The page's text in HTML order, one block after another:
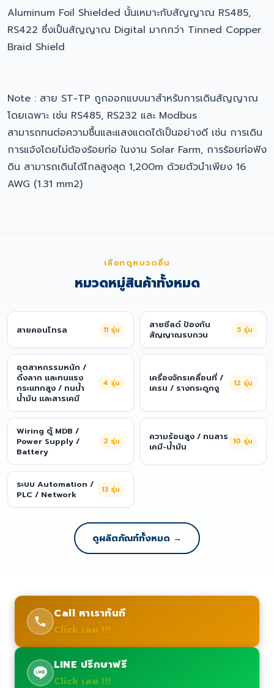
Aluminum Foil Shielded นั้นเหมาะกับสัญญาณ RS485,
RS422 ซึ่งเป็นสัญญาณ Digital มากกว่า Tinned Copper
Braid Shield
Note : สาย ST-TP ถูกออกแบบมาสำหรับการเดินสัญญาณ
โดยเฉพาะ เช่น RS485, RS232 และ Modbus
สามารถทนต่อความชื้นและแสงแดดได้เป็นอย่างดี เช่น การเดิน
การแจ้งโดยไม่ต้องร้อยท่อ ในงาน Solar Farm, การร้อยท่อฟัง
ดิน สามารถเดินได้ไกลสูงสุด 1,200m ด้วยตัวนำเพียง 16
AWG (1.31 mm2)
เลือกดูหมวดอื่น
หมวดหมู่สินค้าทั้งหมด
สายคอนโทรล 11 รุ่น
สายชีลด์ ป้องกัน
สัญญาณรบกวน
5 รุ่น
อุตสาหกรรมหนัก /
ดึงลาก และทนแรง
กระแทกสูง / ทนน้ำ
น้ำมัน และสารเคมี
4 รุ่น
เครื่องจักรเคลื่อนที่ /
เครน / รางกระดูกงู
12 รุ่น
Wiring ตู้ MDB /
Power Supply /
Battery
2 รุ่น
ความร้อนสูง / ทนสาร
เคมี-น้ำมัน
10 รุ่น
ระบบ Automation /
PLC / Network
13 รุ่น
ดูผลิตภัณฑ์ทั้งหมด →
Call หาเราทันที
Click เลย !!!
LINE ปรึกษาฟรี
Click เลย !!!